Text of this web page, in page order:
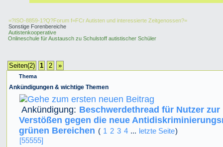
=?ISO-8859-1?Q?Forum f=FCr Autisten und interessierte Zeitgenossen?=
Sonstige Forenbereiche
Autistenkooperative
Onlineschule für Austausch zu Schulstoff autistischer Schüler
Seiten(2) 1 2 »
Thema
Ankündigungen & wichtige Themen
Ankündigung: Beschwerdethread für Nutzer
Verstößen gegen die neue
grünen Bereichen ( 1 2 3 4 ... letzte Seite)
[55555]